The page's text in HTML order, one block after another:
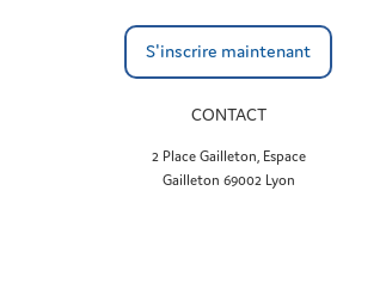
CONTACT
2 Place Gailleton, Espace
Gailleton 69002 Lyon